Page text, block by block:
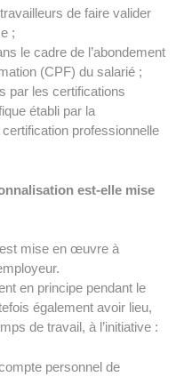
de faire valider
;
le cadre de l’abondement
(CPF) du salarié ;
par les certifications
établi par la
professionnelle
est-elle mise
mise en œuvre à
en principe pendant le
également avoir lieu,
de travail, à l’initiative :
personnel de